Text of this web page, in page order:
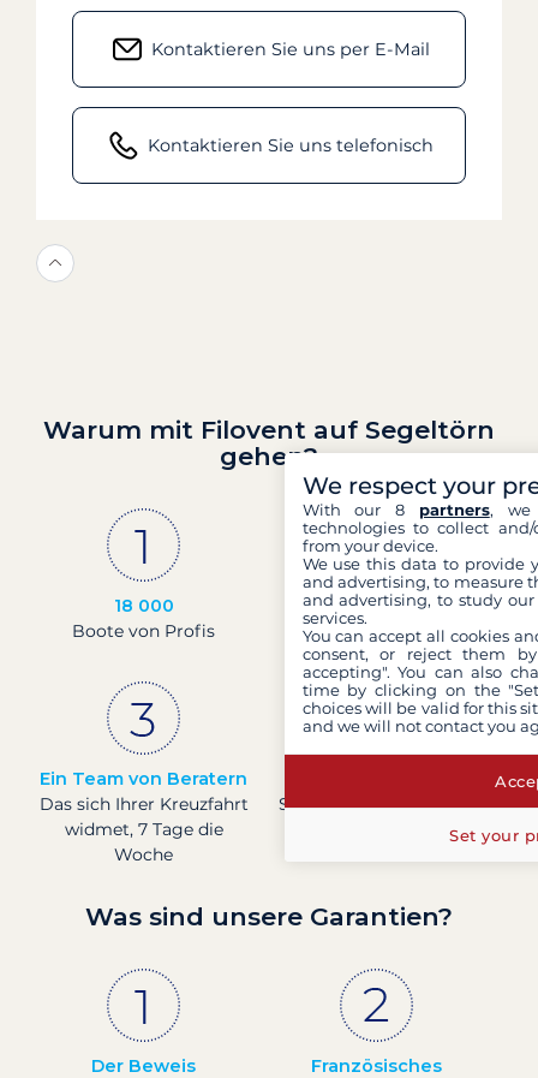
Kontaktieren Sie uns per E-Mail
Kontaktieren Sie uns telefonisch
Warum mit Filovent auf Segeltörn
gehen?
18 000
Boote von Profis
30 Jahre
Erfahrung und
Leidenschaft
Ein Team von Beratern
Das sich Ihrer Kreuzfahrt
widmet, 7 Tage die
Woche
Sehen Sie die Preise für
Boote in Echtzeit.
Was sind unsere Garantien?
Der Beweis
Französisches
We respect your
With our 8 partners, we
technologies to collect
from your device.
We use this data to provide
and advertising, to measure
and advertising, to study
services.
You can accept all cookies
consent, or reject them
accepting". You can also
time by clicking on the
choices will be valid for this
and we will not contact you
Set your